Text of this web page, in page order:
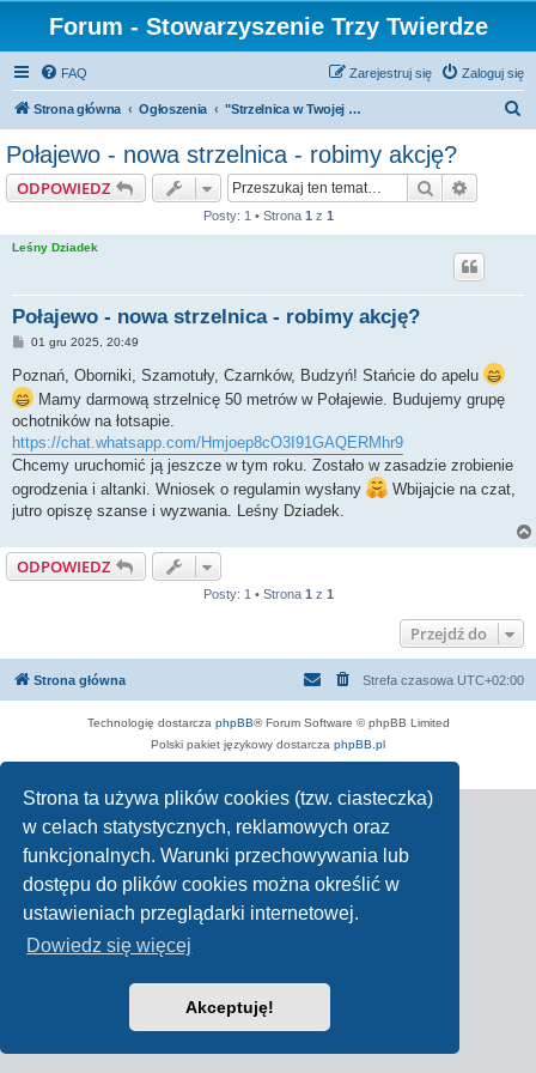
Strona ta używa plików cookies (tzw. ciasteczka)
w celach statystycznych, reklamowych oraz
funkcjonalnych. Warunki przechowywania lub
dostępu do plików cookies można określić w
ustawieniach przeglądarki internetowej.
Dowiedz się więcej
Akceptuję!
Forum - Stowarzyszenie Trzy Twierdze
FAQ Zaloguj się
Zarejestruj się
Strona główna Ogłoszenia "Strzelnica w Twojej gminie" - mapa DARMOWYCH strzelnic i założenia programu
Połajewo - nowa strzelnica - robimy akcję?
ODPOWIEDZ Szukaj
Posty: 1 • Strona 1 z 1
Leśny Dziadek
Połajewo - nowa strzelnica - robimy akcję?
P
t
01 gru 2025, 20:49
Poznań, Oborniki, Szamotuły, Czarnków, Budzyń! Stańcie do apelu
Mamy darmową strzelnicę 50 metrów w Połajewie. Budujemy grupę
ochotników na łotsapie.
https://chat.whatsapp.com/Hmjoep8cO3I91GAQERMhr9
Chcemy uruchomić ją jeszcze w tym roku. Zostało w zasadzie zrobienie
ogrodzenia i altanki. Wniosek o regulamin wysłany
Wbijajcie na czat,
jutro opiszę szanse i wyzwania. Leśny Dziadek.
ODPOWIEDZ
Posty: 1 • Strona 1 z 1
Przejdź do
Strona główna Strefa czasowa UTC+02:00
Technologię dostarcza phpBB® Forum Software © phpBB Limited
Polski pakiet językowy dostarcza phpBB.pl
Zasady ochrony danych osobowych|Regulamin